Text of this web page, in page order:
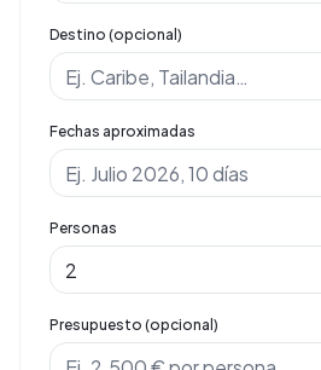
Destino (opcional)
Fechas aproximadas
Personas
Presupuesto (opcional)